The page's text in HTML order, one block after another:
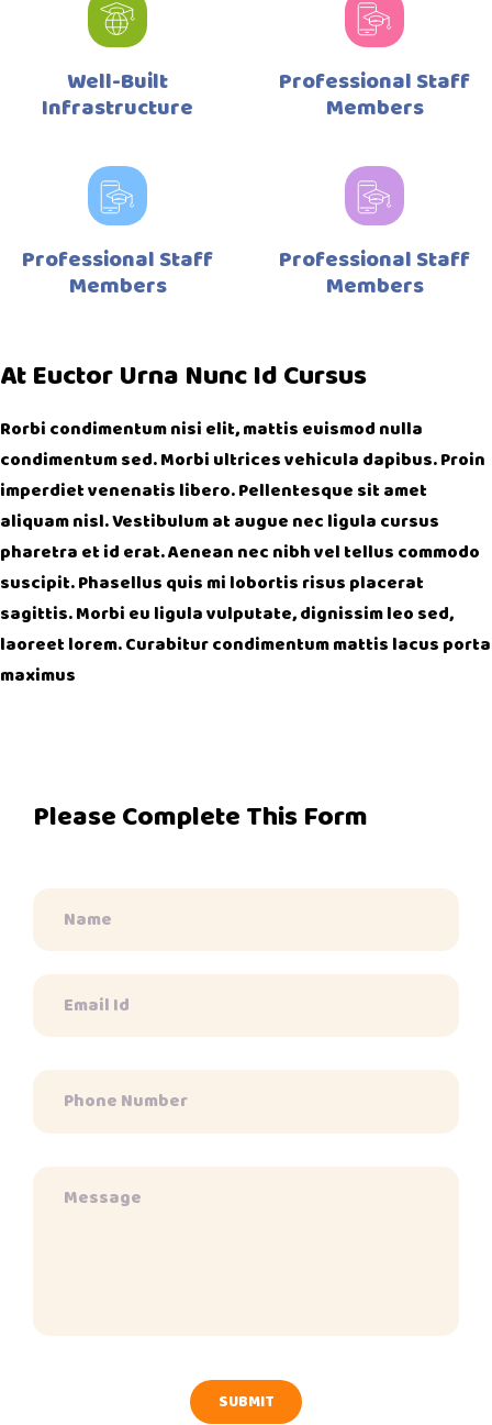
Well-Built
Infrastructure
Professional Staff
Members
Professional Staff
Members
Professional Staff
Members
At Euctor Urna Nunc Id Cursus
Rorbi condimentum nisi elit, mattis euismod nulla
condimentum sed. Morbi ultrices vehicula dapibus. Proin
imperdiet venenatis libero. Pellentesque sit amet
aliquam nisl. Vestibulum at augue nec ligula cursus
pharetra et id erat. Aenean nec nibh vel tellus commodo
suscipit. Phasellus quis mi lobortis risus placerat
sagittis. Morbi eu ligula vulputate, dignissim leo sed,
laoreet lorem. Curabitur condimentum mattis lacus porta
maximus
Please Complete This Form